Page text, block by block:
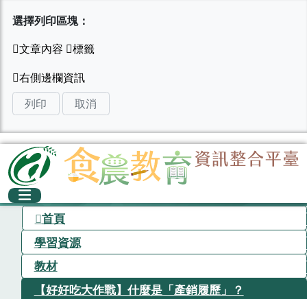
選擇列印區塊：
列印 取消
首頁
學習資源
教材
【好好吃大作戰】什麼是「產銷履歷」？